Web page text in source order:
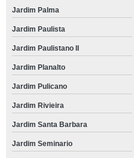
Jardim Palma
Jardim Paulista
Jardim Paulistano II
Jardim Planalto
Jardim Pulicano
Jardim Rivieira
Jardim Santa Barbara
Jardim Seminario